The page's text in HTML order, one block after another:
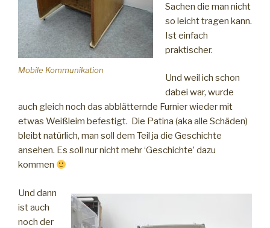
Mobile Kommunikation
Sachen die man nicht
so leicht tragen kann.
Ist einfach
praktischer.
Und weil ich schon
dabei war, wurde
auch gleich noch das abblätternde Furnier wieder mit
etwas Weißleim befestigt. Die Patina (aka alle Schäden)
bleibt natürlich, man soll dem Teil ja die Geschichte
ansehen. Es soll nur nicht mehr ‘Geschichte’ dazu
kommen
Und dann
ist auch
noch der